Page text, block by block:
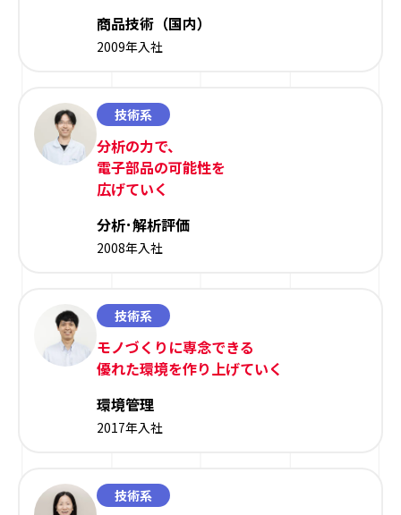
商品技術（国内）
2009年入社
技術系
分析の力で、
電子部品の可能性を
広げていく
分析･解析評価
2008年入社
技術系
モノづくりに専念できる
優れた環境を作り上げていく
環境管理
2017年入社
技術系